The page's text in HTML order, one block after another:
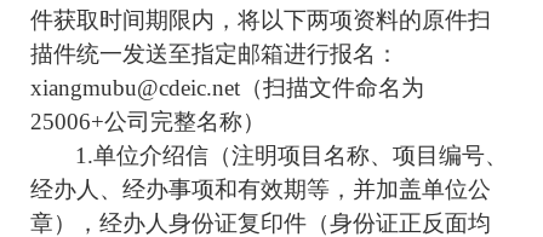
件获取时间期限内，将以下两项资料的原件扫
描件统一发送至指定邮箱进行报名：
xiangmubu@cdeic.net （扫描文件命名为
25006+公司完整名称）
1.单位介绍信（注明项目名称、项目编号、
经办人、经办事项和有效期等，并加盖单位公
章），经办人身份证复印件（身份证正反面均